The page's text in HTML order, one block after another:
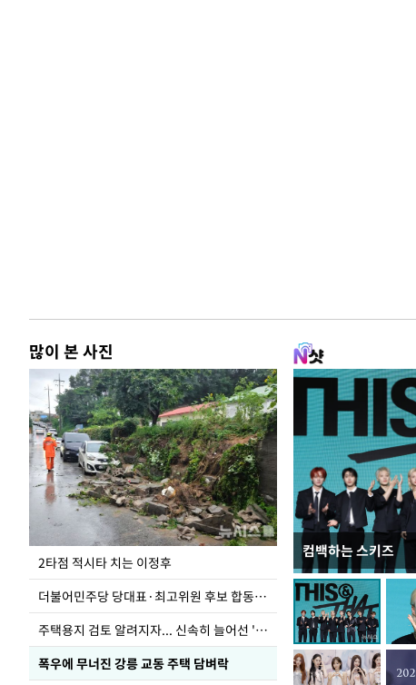
많이 본 사진
2타점 적시타 치는 이정후
더불어민주당 당대표·최고위원 후보 합동연설회
주택용지 검토 알려지자... 신속히 늘어선 '근조화환'
폭우에 무너진 강릉 교동 주택 담벼락
컴백하는 스키즈
청와대 일주일